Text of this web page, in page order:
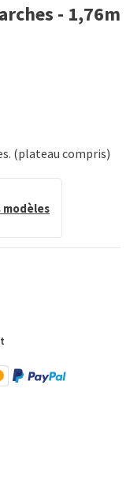
- 1,76m
(plateau compris)